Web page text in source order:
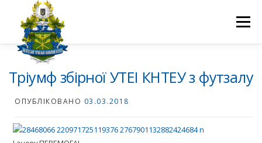
Меню
ПРО НАС
Тріумф збірної УТЕІ КНТЕУ з футзалу
ОПУБЛІКОВАНО 03.03.2018